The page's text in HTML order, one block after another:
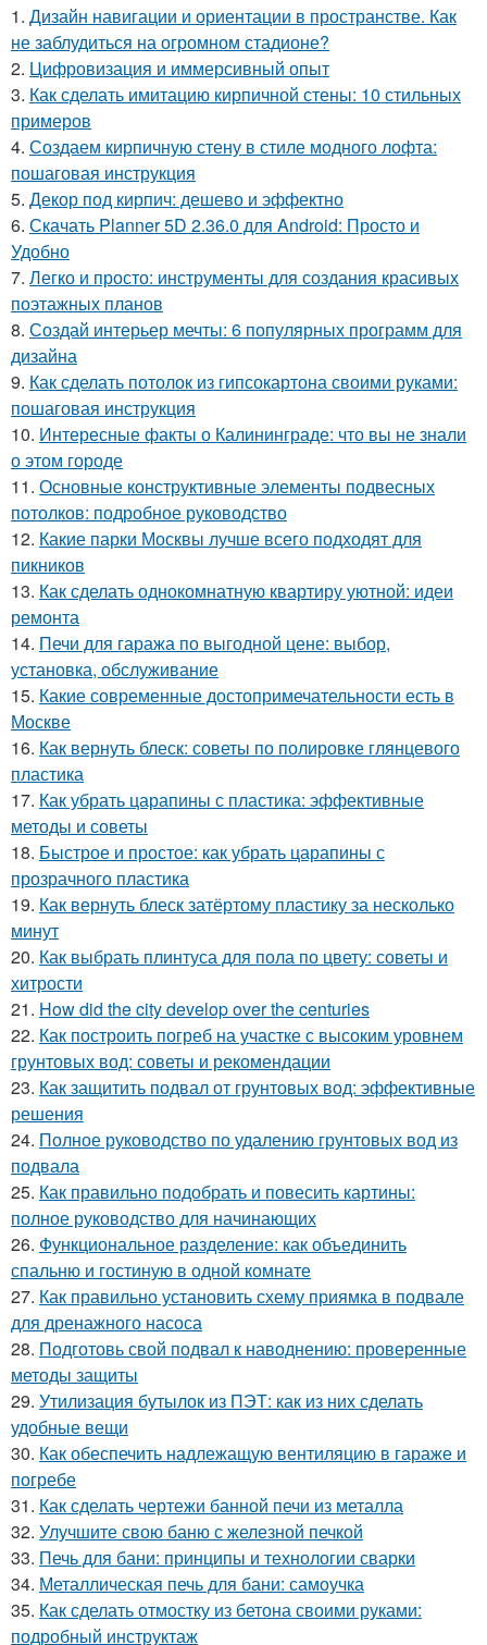
1. Дизайн навигации и ориентации в пространстве. Как
не заблудиться на огромном стадионе?
2. Цифровизация и иммерсивный опыт
3. Как сделать имитацию кирпичной стены: 10 стильных
примеров
4. Создаем кирпичную стену в стиле модного лофта:
пошаговая инструкция
5. Декор под кирпич: дешево и эффектно
6. Скачать Planner 5D 2.36.0 для Android: Просто и
Удобно
7. Легко и просто: инструменты для создания красивых
поэтажных планов
8. Создай интерьер мечты: 6 популярных программ для
дизайна
9. Как сделать потолок из гипсокартона своими руками:
пошаговая инструкция
10. Интересные факты о Калининграде: что вы не знали
о этом городе
11. Основные конструктивные элементы подвесных
потолков: подробное руководство
12. Какие парки Москвы лучше всего подходят для
пикников
13. Как сделать однокомнатную квартиру уютной: идеи
ремонта
14. Печи для гаража по выгодной цене: выбор,
установка, обслуживание
15. Какие современные достопримечательности есть в
Москве
16. Как вернуть блеск: советы по полировке глянцевого
пластика
17. Как убрать царапины с пластика: эффективные
методы и советы
18. Быстрое и простое: как убрать царапины с
прозрачного пластика
19. Как вернуть блеск затёртому пластику за несколько
минут
20. Как выбрать плинтуса для пола по цвету: советы и
хитрости
21. How did the city develop over the centuries
22. Как построить погреб на участке с высоким уровнем
грунтовых вод: советы и рекомендации
23. Как защитить подвал от грунтовых вод: эффективные
решения
24. Полное руководство по удалению грунтовых вод из
подвала
25. Как правильно подобрать и повесить картины:
полное руководство для начинающих
26. Функциональное разделение: как объединить
спальню и гостиную в одной комнате
27. Как правильно установить схему приямка в подвале
для дренажного насоса
28. Подготовь свой подвал к наводнению: проверенные
методы защиты
29. Утилизация бутылок из ПЭТ: как из них сделать
удобные вещи
30. Как обеспечить надлежащую вентиляцию в гараже и
погребе
31. Как сделать чертежи банной печи из металла
32. Улучшите свою баню с железной печкой
33. Печь для бани: принципы и технологии сварки
34. Металлическая печь для бани: самоучка
35. Как сделать отмостку из бетона своими руками:
подробный инструктаж